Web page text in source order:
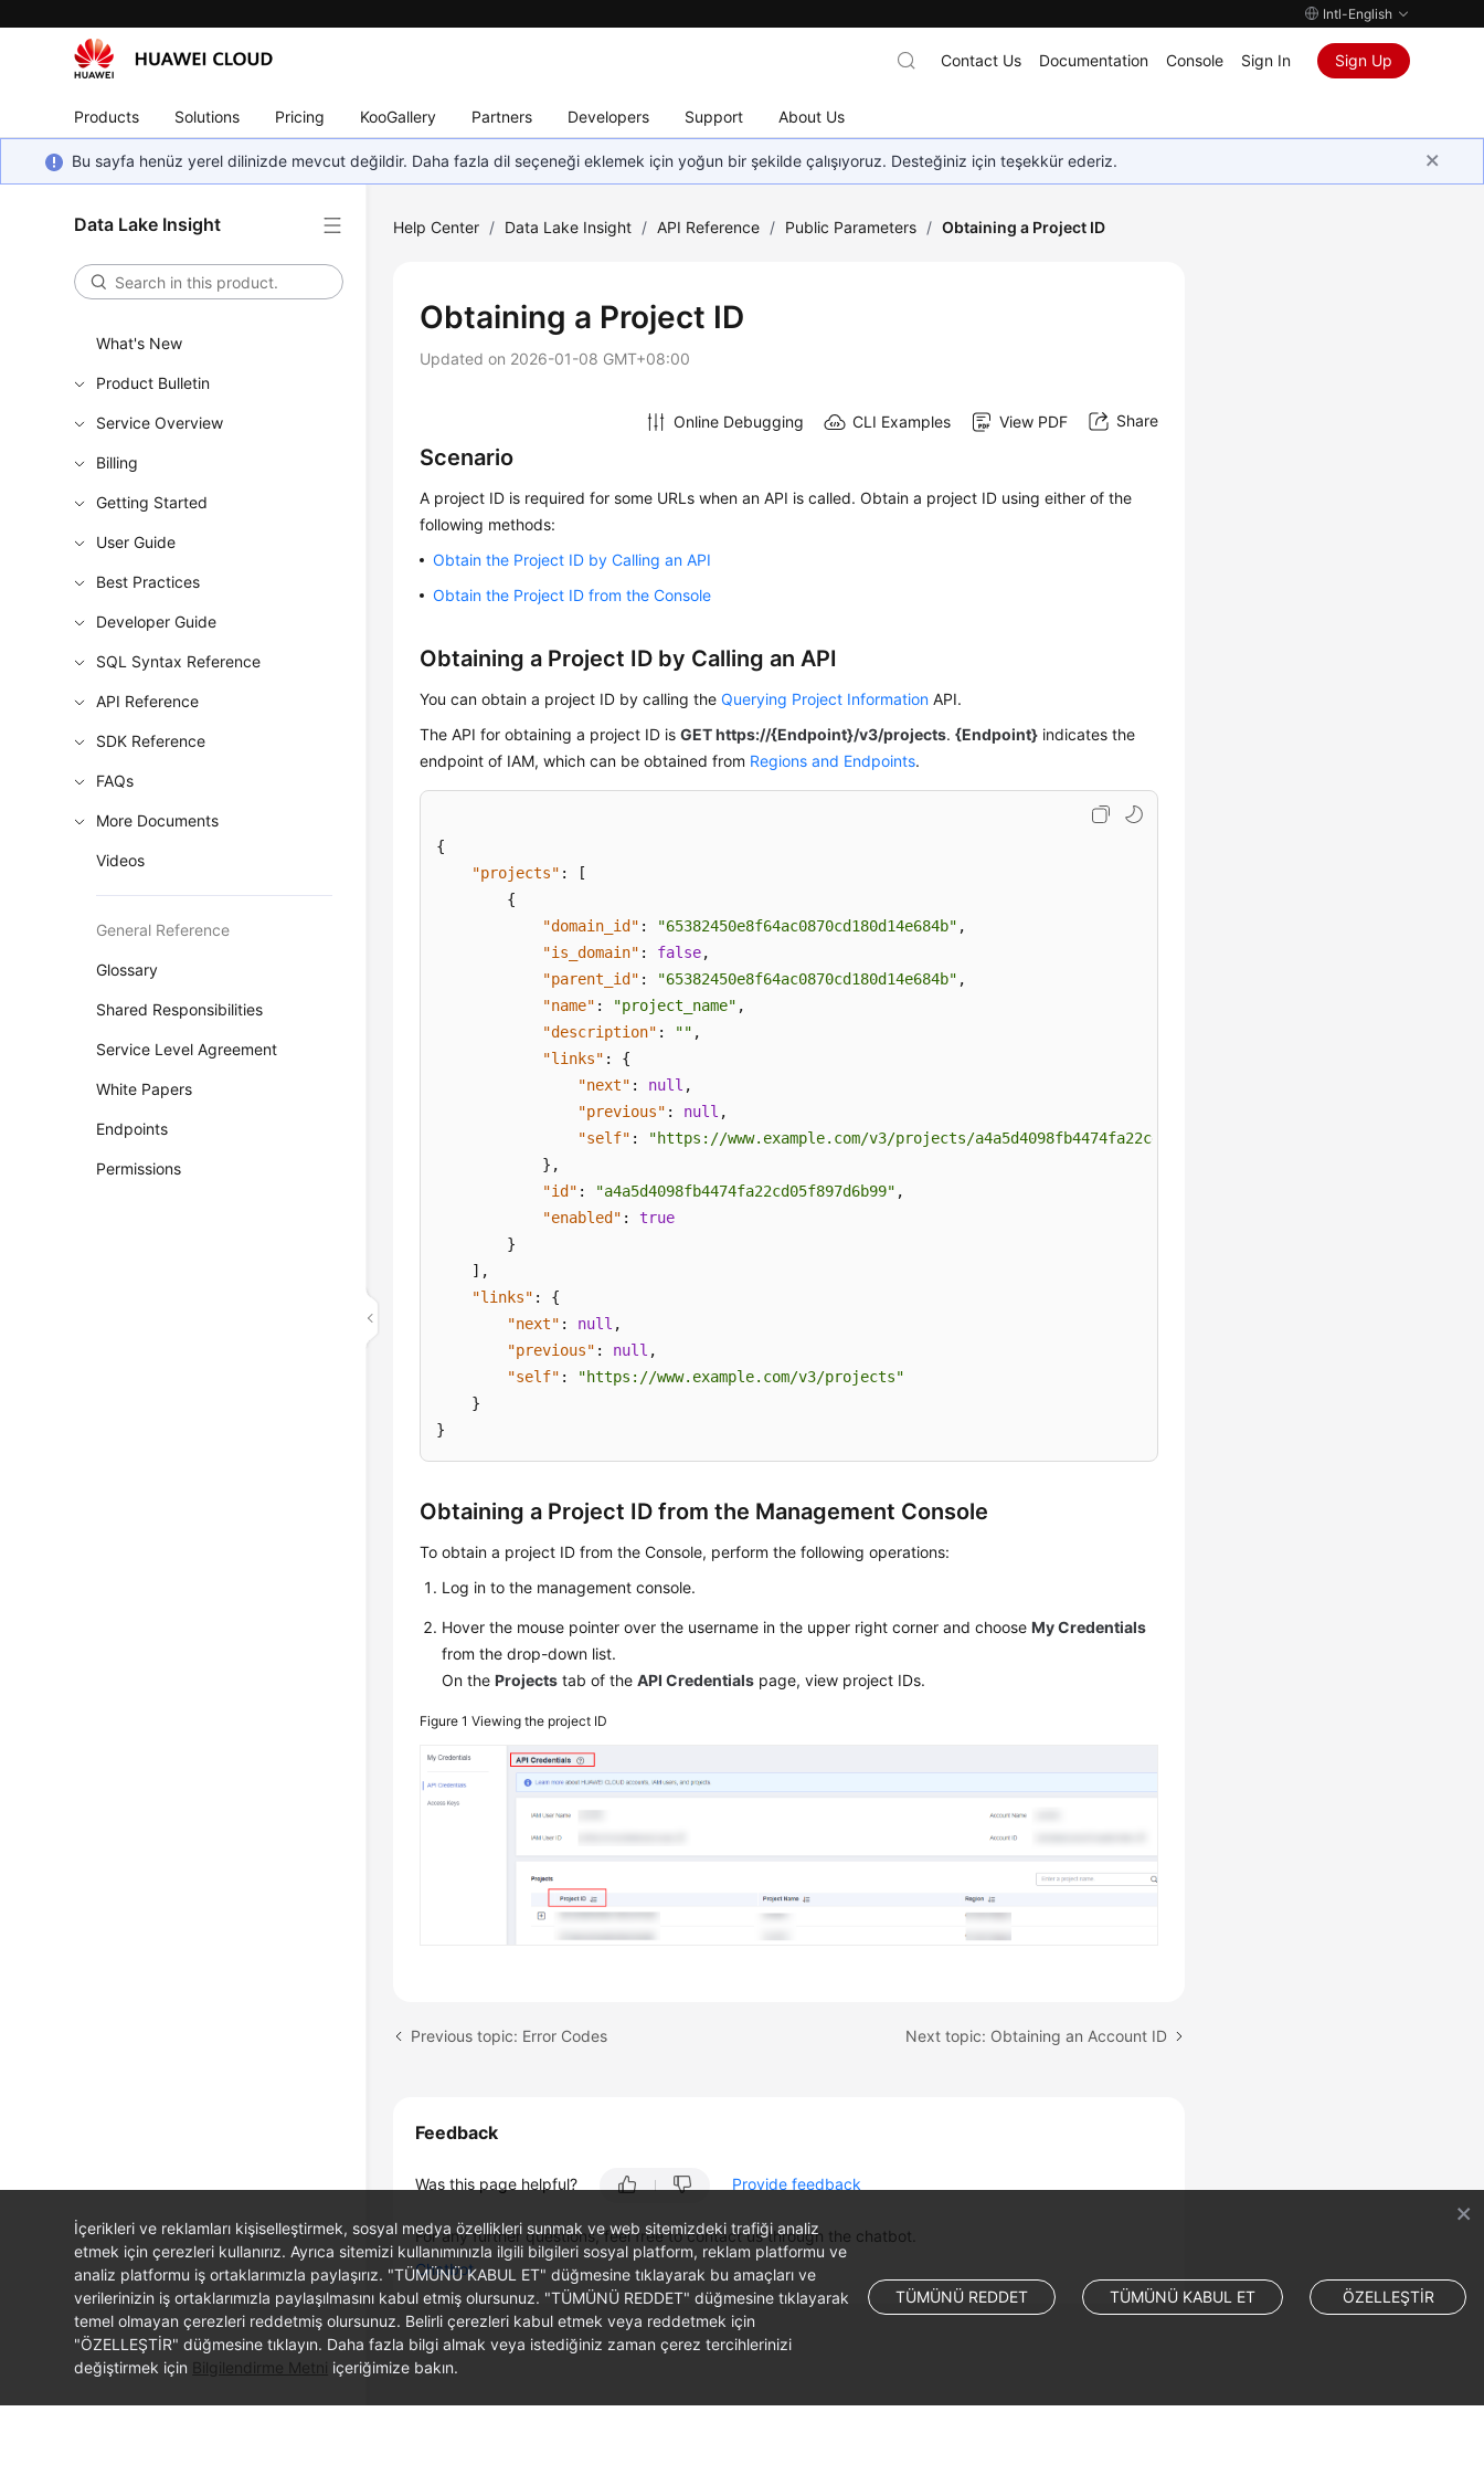
Intl-English
Products Solutions Pricing KooGallery Partners Developers Support About Us
Contact Us Documentation Console Sign In Sign Up
Bu sayfa henüz yerel dilinizde mevcut değildir. Daha fazla dil seçeneği eklemek için yoğun bir şekilde çalışıyoruz. Desteğiniz için teşekkür ederiz.
Data Lake Insight
What's New
Product Bulletin
Service Overview
Billing
Getting Started
User Guide
Best Practices
Developer Guide
SQL Syntax Reference
API Reference
SDK Reference
FAQs
More Documents
Videos
General Reference
Glossary
Shared Responsibilities
Service Level Agreement
White Papers
Endpoints
Permissions
Help Center / Data Lake Insight / API Reference / Public Parameters / Obtaining a Project ID
Obtaining a Project ID
Updated on 2026-01-08 GMT+08:00
Online Debugging CLI Examples View PDF Share
Scenario
A project ID is required for some URLs when an API is called. Obtain a project ID using either of the
following methods:
Obtain the Project ID by Calling an API
Obtain the Project ID from the Console
Obtaining a Project ID by Calling an API
You can obtain a project ID by calling theQuerying Project Information API.
The API for obtaining a project ID isGET https://{Endpoint}/v3/projects.{Endpoint} indicates the
endpoint of IAM, which can be obtained from Regions and Endpoints.
{
"projects" :
[
{
"domain_id" : "65382450e8f64ac0870cd180d14e684b" ,
"is_domain" : false,
"parent_id" : "65382450e8f64ac0870cd180d14e684b" ,
"name" : "project_name" ,
"description" : "" ,
"links" :
{
"next" : null ,
"previous" : null ,
"self" :
"https://www.example.com/v3/projects/a4a5d4098fb4474fa22cd05f897d6b99"
} ,
"id" : "a4a5d4098fb4474fa22cd05f897d6b99" ,
"enabled" :
true
}
] ,
"links" :
{
"next" : null ,
"previous" : null ,
"self" :
"https://www.example.com/v3/projects"
}
}
Obtaining a Project ID from the Management Console
To obtain a project ID from the Console, perform the following operations:
Log in to the management console.
Hover the mouse pointer over the username in the upper right corner and chooseMy Credentials
from the drop-down list.
On theProjects tab of theAPI Credentials page, view project IDs.
Figure 1Viewing the project ID
Previous topic: Error Codes Next topic: Obtaining an Account ID
Feedback
Was this page helpful? Provide feedback
For any further questions, feel free to contact us through the chatbot.
Chatbot
İçerikleri ve reklamları kişiselleştirmek, sosyal medya özellikleri sunmak ve web sitemizdeki trafiği analiz
etmek için çerezleri kullanırız. Ayrıca sitemizi kullanımınızla ilgili bilgileri sosyal platform, reklam platformu ve
analiz platformu iş ortaklarımızla paylaşırız. "TÜMÜNÜ KABUL ET" düğmesine tıklayarak bu amaçları ve
verilerinizin iş ortaklarımızla paylaşılmasını kabul etmiş olursunuz. "TÜMÜNÜ REDDET" düğmesine tıklayarak
temel olmayan çerezleri reddetmiş olursunuz. Belirli çerezleri kabul etmek veya reddetmek için
"ÖZELLEŞTİR" düğmesine tıklayın. Daha fazla bilgi almak veya istediğiniz zaman çerez tercihlerinizi
değiştirmek için Bilgilendirme Metni içeriğimize bakın.
TÜMÜNÜ REDDET TÜMÜNÜ KABUL ET ÖZELLEŞTİR